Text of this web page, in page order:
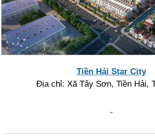
Tiền Hải Star City
Địa chỉ: Xã Tây Sơn, Tiền Hải,